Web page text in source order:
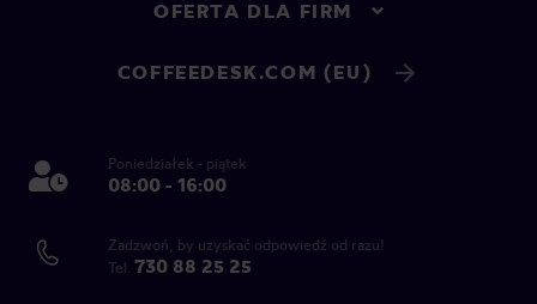
OFERTA DLA FIRM
COFFEEDESK.COM (EU)
Poniedziałek - piątek
08:00 - 16:00
Zadzwoń, by uzyskać odpowiedź od razu!
Tel. 730 88 25 25